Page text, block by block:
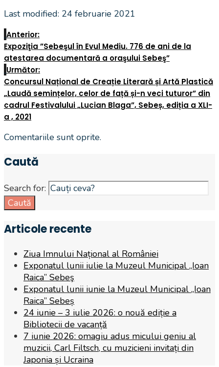
Last modified: 24 februarie 2021
Anterior:
Expoziţia ”Sebeşul în Evul Mediu. 776 de ani de la
atestarea documentară a oraşului Sebeş”
Următor:
Concursul Național de Creație Literară și Artă Plastică
„Laudă semințelor, celor de față și-n veci tuturor” din
cadrul Festivalului „Lucian Blaga”, Sebeș, ediția a XLI-
a , 2021
Comentariile sunt oprite.
Caută
Search for:
Caută
Articole recente
Ziua Imnului Național al României
Exponatul lunii iulie la Muzeul Municipal „Ioan
Raica” Sebeş
Exponatul lunii iunie la Muzeul Municipal „Ioan
Raica” Sebeș
24 iunie – 3 iulie 2026: o nouă ediție a
Bibliotecii de vacanță
7 iunie 2026: omagiu adus micului geniu al
muzicii, Carl Filtsch, cu muzicieni invitați din
Japonia și Ucraina